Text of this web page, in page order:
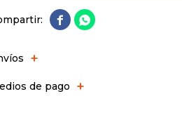
 
de pago